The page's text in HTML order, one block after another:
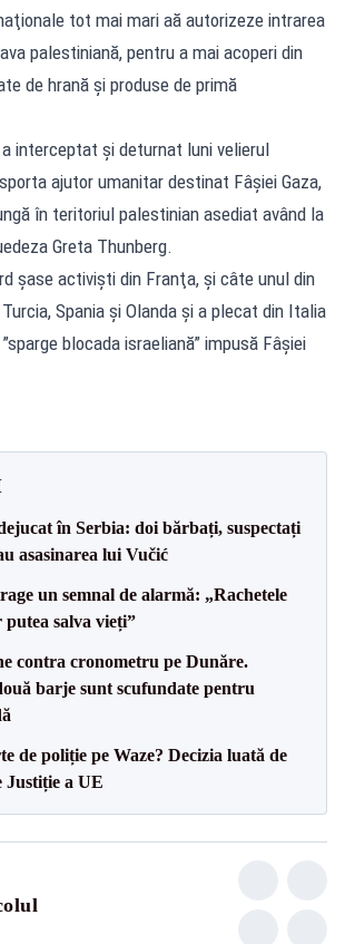
tot mai mari aă autorizeze intrarea
palestiniană, pentru a mai acoperi din
de hrană şi produse de primă
interceptat şi deturnat luni velierul
ajutor umanitar destinat Fâşiei Gaza,
în teritoriul palestinian asediat având la
Greta Thunberg.
şase activişti din Franţa, şi câte unul din
Spania şi Olanda şi a plecat din Italia
blocada israeliană” impusă Fâşiei
în Serbia: doi bărbați, suspectați
asasinarea lui Vučić
un semnal de alarmă: „Rachetele
putea salva vieți”
contra cronometru pe Dunăre.
barje sunt scufundate pentru
de poliție pe Waze? Decizia luată de
Justiție a UE